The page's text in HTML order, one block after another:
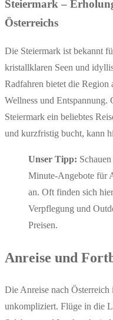
Steiermark –
Österreichs
Die Steiermark ist bekannt
kristallklaren Seen und
Radfahren bietet die
Wellness und Entspannung.
Steiermark ein beliebtes
und kurzfristig bucht, kann
Unser Tipp:
Minute-Angebote für
an. Oft finden sich
Verpflegung und
Preisen.
Anreise und
Die Anreise nach Österreich
unkompliziert. Flüge in die